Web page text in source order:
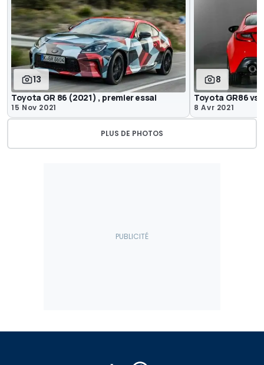
13
Toyota GR 86 (2021) , premier essai
15 Nov 2021
8
Toyota GR86 vs
8 Avr 2021
PLUS DE PHOTOS